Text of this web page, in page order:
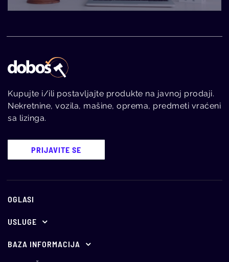
Kupujte i/ili postavljajte produkte na javnoj prodaji.
Nekretnine, vozila, mašine, oprema, predmeti vraćeni
sa lizinga.
PRIJAVITE SE
OGLASI
USLUGE
Ponuda za oglašavanje
BAZA INFORMACIJA